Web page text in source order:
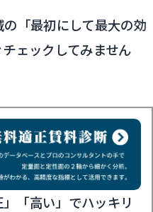
「最初にして最大の効
ェックしてみません
「高い」でハッキリ